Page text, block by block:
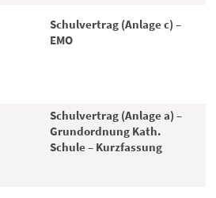
Schulvertrag (Anlage c) –
EMO
Schulvertrag (Anlage a) –
Grundordnung Kath.
Schule – Kurzfassung